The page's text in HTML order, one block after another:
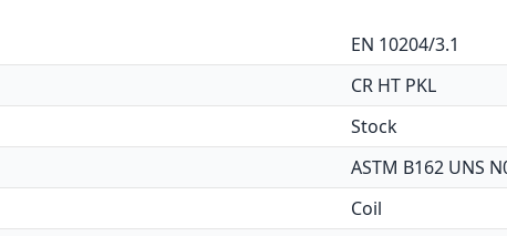
EN 10204/3.1
CR HT PKL
Stock
ASTM B162 UNS
Coil